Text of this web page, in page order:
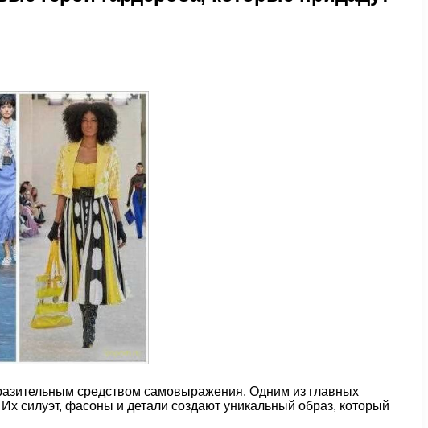
средством самовыражения. Одним из главных
силуэт, фасоны и детали создают уникальный образ, который